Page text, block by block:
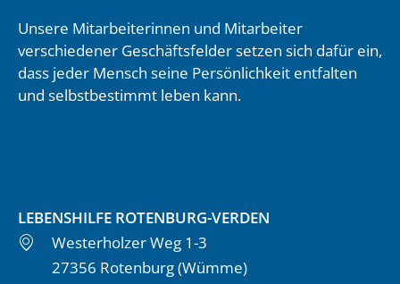
Unsere Mitarbeiterinnen und Mitarbeiter
verschiedener Geschäftsfelder setzen sich dafür ein,
dass jeder Mensch seine Persönlichkeit entfalten
und selbstbestimmt leben kann.
LEBENSHILFE ROTENBURG-VERDEN
Westerholzer Weg 1-3
27356 Rotenburg (Wümme)